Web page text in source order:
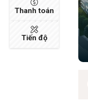
Thanh toán
Tiến độ